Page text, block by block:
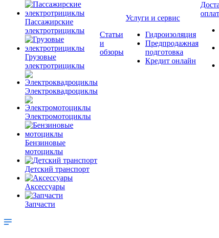
Пассажирские
электротрициклы
Грузовые
электротрициклы
Электроквадроциклы
Электромотоциклы
Бензиновые
мотоциклы
Детский транспорт
Аксессуары
Запчасти
Статьи
и
обзоры
Услуги и сервис
Гидроизоляция
Предпродажная
подготовка
Кредит онлайн